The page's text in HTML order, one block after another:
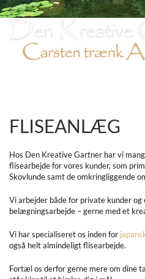
FLISEANLÆG
Hos Den Kreative Gartner har vi
flisearbejde for vores kunder, som
Skovlunde samt de omkringliggende
Vi arbejder både for private kunder
belægningsarbejde – gerne med et
Vi har specialiseret os inden for
også helt almindeligt flisearbejde.
Fortæl os derfor gerne mere om dine